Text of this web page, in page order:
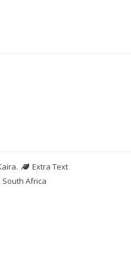
.
Extra Text
South Africa